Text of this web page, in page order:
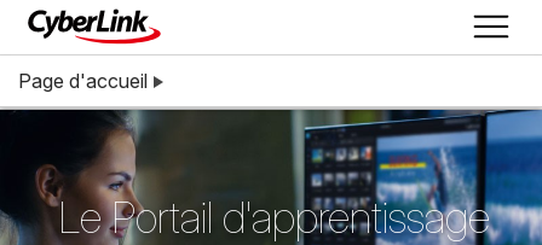
Page d'accueil
Le Portail d'apprentissage